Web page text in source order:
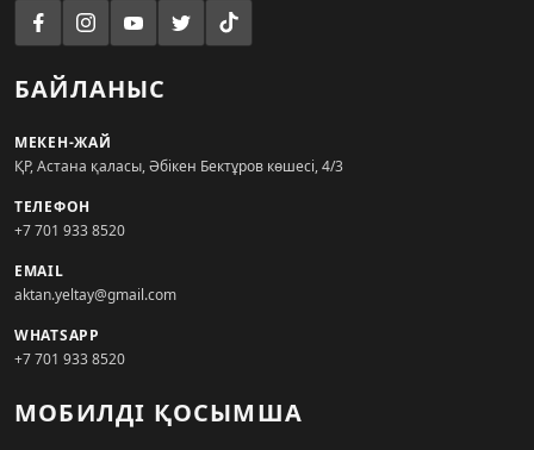
БАЙЛАНЫС
МЕКЕН-ЖАЙ
ҚР, Астана қаласы, Әбікен Бектұров көшесі, 4/3
ТЕЛЕФОН
+7 701 933 8520
EMAIL
aktan.yeltay@gmail.com
WHATSAPP
+7 701 933 8520
МОБИЛДІ ҚОСЫМША